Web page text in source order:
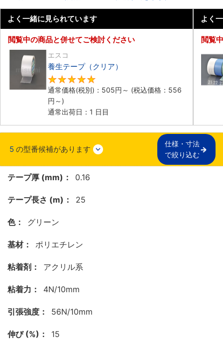
よく一緒に見られています
閲覧中の商品と併せてご検討ください
エスコ
養生テープ（クリア）
通常価格(税別)： 505円 ～ (税込価格： 556
円 ～)
通常出荷日：1 日目
よく
閲覧
5 の型番候補があります
仕様・寸法
で絞り込む
テープ厚 (mm)： 0.16
テープ長さ (m)： 25
色： グリーン
基材： ポリエチレン
粘着剤： アクリル系
粘着力： 4N/10mm
引張強度： 56N/10mm
伸び (%)： 15